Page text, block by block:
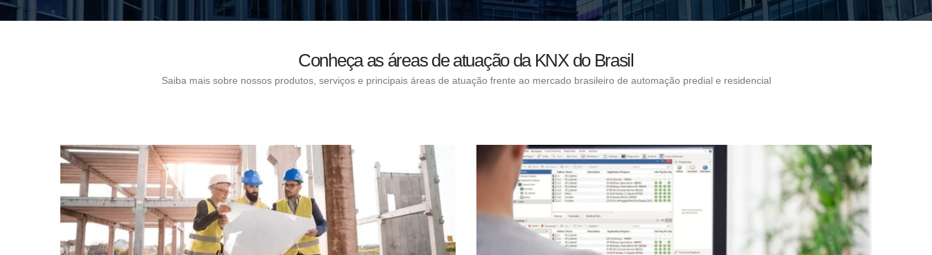
Conheça as áreas de atuação da KNX do Brasil
Saiba mais sobre nossos produtos, serviços e principais áreas de atuação frente ao mercado brasileiro de automação predial e residencial